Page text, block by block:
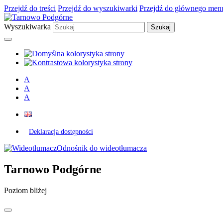
Przejdź do treści Przejdź do wyszukiwarki Przejdź do głównego
Wyszukiwarka
A
A
A
Deklaracja dostępności
Odnośnik do wideotłumacza
Tarnowo Podgórne
Poziom bliżej